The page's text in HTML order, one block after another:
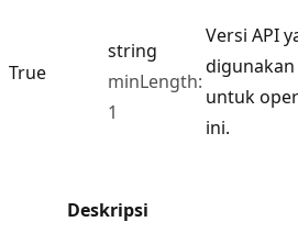
True
string
minLength:
1
Versi API
digunakan
untuk
ini.
Deskripsi